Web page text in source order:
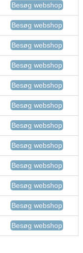
Besøg webshop
Besøg webshop
Besøg webshop
Besøg webshop
Besøg webshop
Besøg webshop
Besøg webshop
Besøg webshop
Besøg webshop
Besøg webshop
Besøg webshop
Besøg webshop